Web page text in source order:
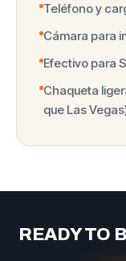
Teléfono y
Cámara para
Efectivo para
Chaqueta
que Las
READY TO